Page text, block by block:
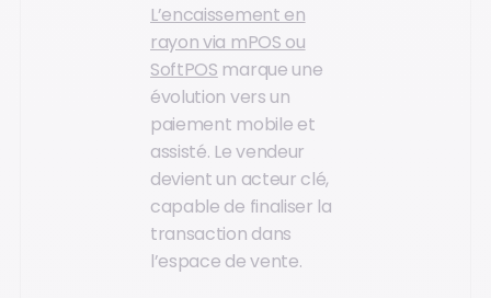
L’encaissement en
rayon via mPOS ou
SoftPOS marque une
évolution vers un
paiement mobile et
assisté. Le vendeur
devient un acteur clé,
capable de finaliser la
transaction dans
l’espace de vente.